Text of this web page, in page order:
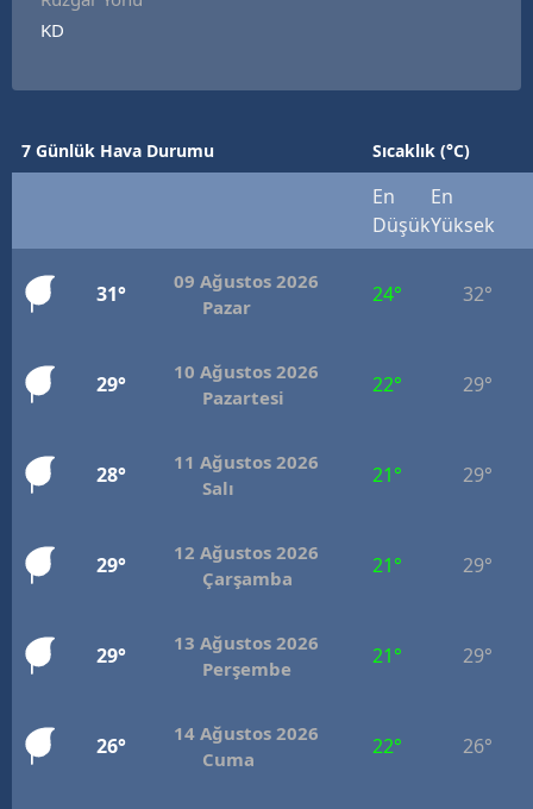
KD
7 Günlük Hava Durumu Sıcaklık (°C)
En
Düşük
En
Yüksek
31°
09 Ağustos 2026
Pazar
24° 32°
29°
10 Ağustos 2026
Pazartesi
22° 29°
28°
11 Ağustos 2026
Salı
21° 29°
29°
12 Ağustos 2026
Çarşamba
21° 29°
29°
13 Ağustos 2026
Perşembe
21° 29°
26°
14 Ağustos 2026
Cuma
22° 26°